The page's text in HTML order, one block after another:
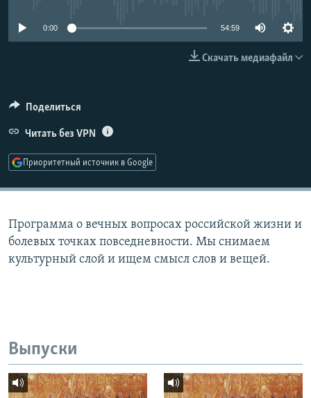
Все сайты РСЕ/РС
0:00 54:59
Скачать медиафайл
Поделиться
Читать без VPN
Приоритетный источник в Google
Программа о вечных вопросах российской жизни и
болевых точках повседневности. Мы снимаем
культурный слой и ищем смысл слов и вещей.
Выпуски